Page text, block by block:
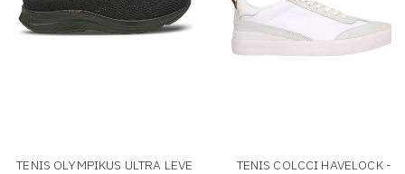
TENIS OLYMPIKUS ULTRA LEVE
TENIS COLCCI HAVELOCK -